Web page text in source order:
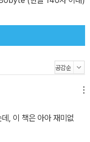
자라던 때를 그리워하
앉아보는 것. 그녀는 그를
그가 그녀를 더욱 사랑하
상만을 모아놓은 것이 아
, 그녀의 무한한 상상력은
결국은 ‘너와 내가 마주
스럽게 얽히고 있다. 그
오래된 영화 속에서나 볼
, 이 책은 아아 재미없